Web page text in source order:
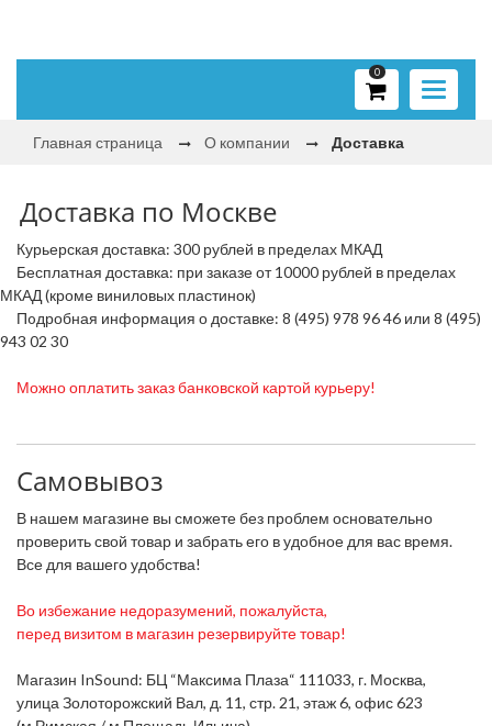
Toggle
0
Главная страница О компании Доставка
Доставка по Москве
Курьерская доставка: 300 рублей в пределах МКАД
Бесплатная доставка: при заказе от 10000 рублей в пределах
МКАД (кроме виниловых пластинок)
Пoдробная информация о доставке: 8 (495) 978 96 46 или 8 (495)
943 02 30
Можно оплатить заказ банковской картой курьеру!
Самовывоз
В нашем магазине вы сможете без проблем основательно
проверить свой товар и забрать его в удобное для вас время.
Все для вашего удобства!
Во избежание недоразумений, пожалуйста,
перед визитом в магазин резервируйте товар!
Магазин InSound: БЦ “Максима Плаза“ 111033, г. Москва,
улица Золоторожский Вал, д. 11, стр. 21, этаж 6, офис 623